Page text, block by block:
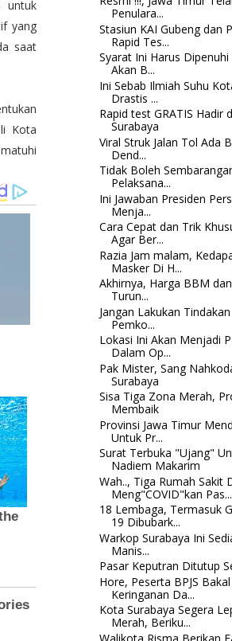
untuk
yang
saat
Kota
Penulara...
Stasiun KAI Gubeng dan
Rapid Tes...
Syarat Ini Harus
Akan B...
Ini Sebab Ilmiah Suhu
Drastis ...
Rapid test GRATIS Hadir
Surabaya
Viral Struk Jalan Tol Ada
Dend...
Tidak Boleh
Pelaksana...
Ini Jawaban Presiden
Menja...
Cara Cepat dan Trik
Agar Ber...
Razia Jam malam,
Masker Di H...
Akhirnya, Harga BBM
Turun...
Jangan Lakukan
Pemko...
Lokasi Ini Akan Menjadi
Dalam Op...
Pak Mister, Sang
Surabaya
Sisa Tiga Zona Merah,
Membaik
Provinsi Jawa Timur
Untuk Pr...
Surat Terbuka "Ujang"
Nadiem Makarim
Wah.., Tiga Rumah Sakit
Meng"COVID"kan Pas...
18 Lembaga, Termasuk
19 Dibubark...
Warkop Surabaya Ini
Manis...
Pasar Keputran Ditutup
Hore, Peserta BPJS
Keringanan Da...
Kota Surabaya Segera
Merah, Beriku...
Walikota Risma Berikan